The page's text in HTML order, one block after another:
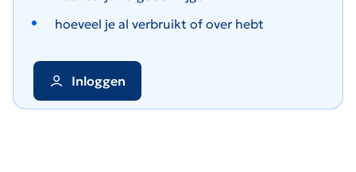
hoeveel je al verbruikt of over hebt
Inloggen